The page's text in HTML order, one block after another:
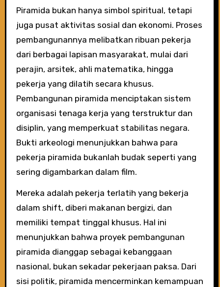
Piramida bukan hanya simbol spiritual, tetapi
juga pusat aktivitas sosial dan ekonomi. Proses
pembangunannya melibatkan ribuan pekerja
dari berbagai lapisan masyarakat, mulai dari
perajin, arsitek, ahli matematika, hingga
pekerja yang dilatih secara khusus.
Pembangunan piramida menciptakan sistem
organisasi tenaga kerja yang terstruktur dan
disiplin, yang memperkuat stabilitas negara.
Bukti arkeologi menunjukkan bahwa para
pekerja piramida bukanlah budak seperti yang
sering digambarkan dalam film.
Mereka adalah pekerja terlatih yang bekerja
dalam shift, diberi makanan bergizi, dan
memiliki tempat tinggal khusus. Hal ini
menunjukkan bahwa proyek pembangunan
piramida dianggap sebagai kebanggaan
nasional, bukan sekadar pekerjaan paksa. Dari
sisi politik, piramida mencerminkan kemampuan